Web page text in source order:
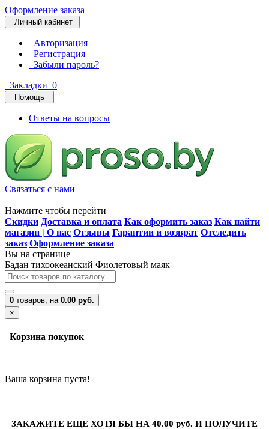
Оформление заказа
Личный кабинет
Авторизация
Регистрация
Забыли пароль?
Закладки 0
Помощь
Ответы на вопросы
Связаться с нами
Нажмите чтобы перейти
Скидки Доставка и оплата Как оформить заказ Как найти
магазин | О нас Отзывы Гарантии и возврат Отследить
заказ Оформление заказа
Вы на странице
Бадан тихоокеанский Фиолетовый маяк
0 товаров, на 0.00 руб.
×
Корзина покупок
Ваша корзина пуста!
ЗАКАЖИТЕ ЕЩЕ ХОТЯ БЫ НА 40.00 руб. И ПОЛУЧИТЕ